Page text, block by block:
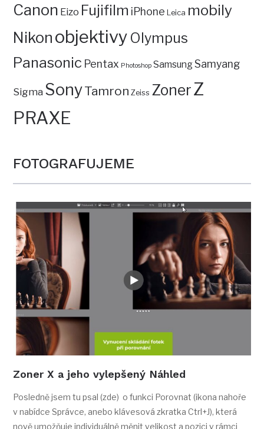
Canon Eizo Fujifilm iPhone Leica mobily
Nikon objektivy Olympus
Panasonic Pentax Photoshop SamsungSamyang
Sigma SonyTamron Zeiss ZonerZ
PRAXE
FOTOGRAFUJEME
Zoner X a jeho vylepšený Náhled
Posledně jsem tu psal (zde) o funkci Porovnat (ikona nahoře
v nabídce Správce, anebo klávesová zkratka Ctrl+J), která
nově umožňuje individuálně měnit velikost a pozici v rámci